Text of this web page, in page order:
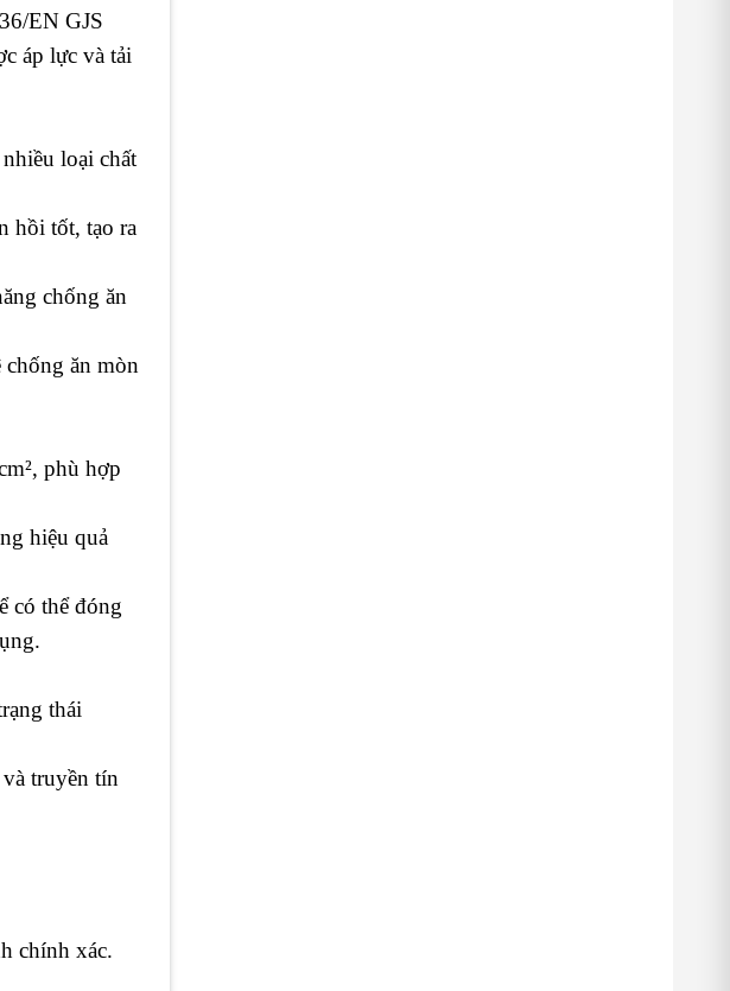
EN GJS
áp lực và tải
loại chất
hồi tốt, tạo ra
chống ăn
ăn mòn
phù hợp
hiệu quả
có thể đóng
thái
truyền tín
chính xác.